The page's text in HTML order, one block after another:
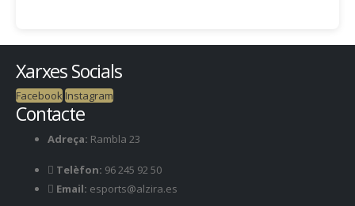
Xarxes Socials
FacebookInstagram
Contacte
Adreça: Rambla 23
Telèfon: 96 245 92 50
Email: esports@alzira.es